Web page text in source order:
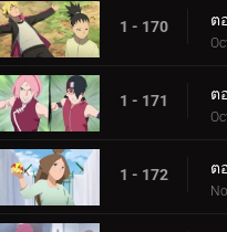
1 - 170 ต
1 - 171
1 - 172